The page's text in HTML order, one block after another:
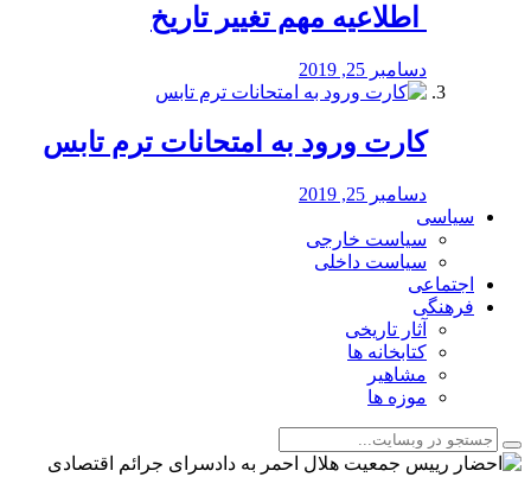
️ اطلاعیه مهم تغییر تاریخ
دسامبر 25, 2019
کارت ورود به امتحانات ترم تابس
دسامبر 25, 2019
سیاسی
سیاست خارجی
سیاست داخلی
اجتماعی
فرهنگی
آثار تاریخی
کتابخانه ها
مشاهیر
موزه ها